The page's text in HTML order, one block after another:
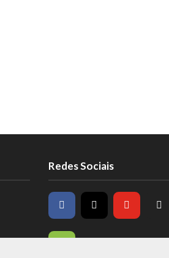
Redes Sociais